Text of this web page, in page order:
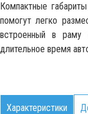
Компактные
помогут легко
встроенный в
длительное время
Характеристики